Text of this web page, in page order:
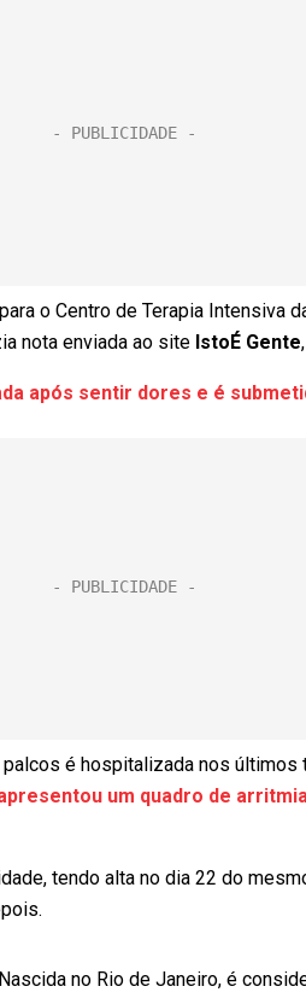
o Centro de Terapia Intensiva
nota enviada ao site IstoÉ Gente
após sentir dores e é
é hospitalizada nos últimos
um quadro de
tendo alta no dia 22 do
no Rio de Janeiro, é